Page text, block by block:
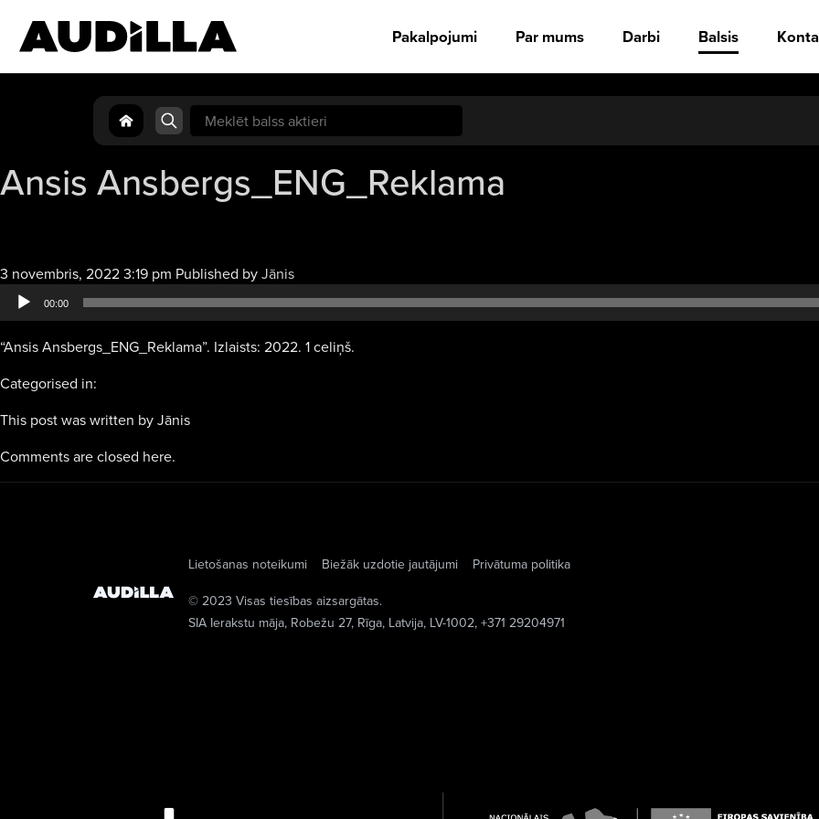
Pakalpojumi Par mums Darbi Balsis
Search
for:
Ansis Ansbergs_ENG_Reklama
3 novembris, 2022 3:19 pm Published byJānisAudio
atskaņotājs
00:00
“Ansis Ansbergs_ENG_Reklama”. Izlaists: 2022. 1 celiņš.
Categorised in:
This post was written by Jānis
Comments are closed here.
Lietošanas noteikumi Biežāk uzdotie jautājumi
Privātuma politika
© 2023 Visas tiesības aizsargātas.
SIA Ierakstu māja, Robežu 27, Rīga, Latvija, LV-1002, +371 29204971